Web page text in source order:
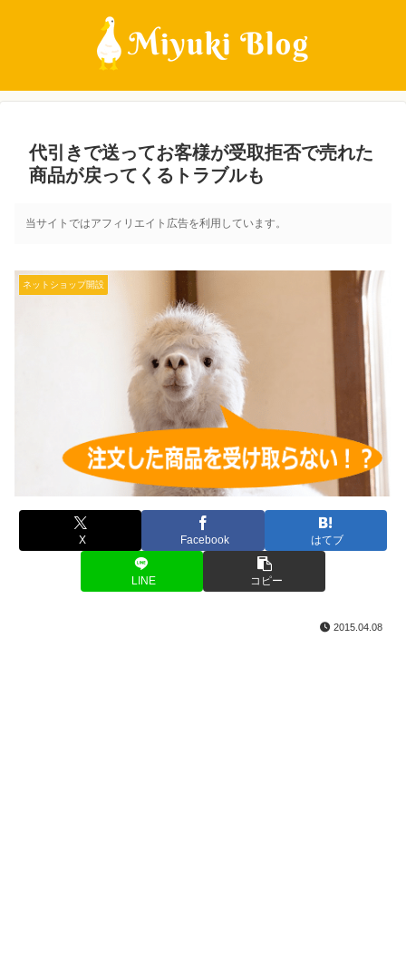
代引きで送ってお客様が受取拒否で売れた
商品が戻ってくるトラブルも
当サイトではアフィリエイト広告を利用しています。
ネットショップ開設
X Facebook はてブ
LINE コピー
2015.04.08